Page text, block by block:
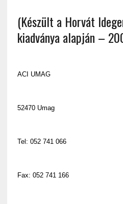
(Készült a Horvát
kiadványa alapján –
ACI UMAG
52470 Umag
Tel: 052 741 066
Fax: 052 741 166